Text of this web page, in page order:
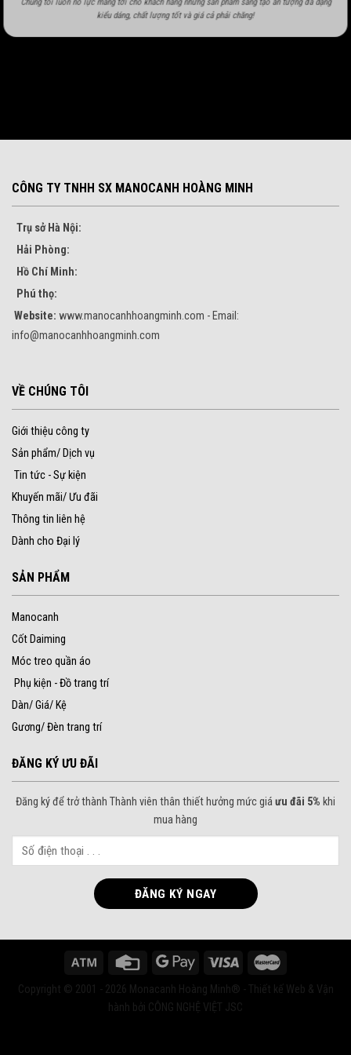
kiểu dáng, chất lượng tốt và giá cả phải chăng!
CÔNG TY TNHH SX MANOCANH HOÀNG MINH
Trụ sở Hà Nội:
Hải Phòng:
Hồ Chí Minh:
Phú thọ:
Website: www.manocanhhoangminh.com - Email:
info@manocanhhoangminh.com
VỀ CHÚNG TÔI
Giới thiệu công ty
Sản phẩm/ Dịch vụ
Tin tức - Sự kiện
Khuyến mãi/ Ưu đãi
Thông tin liên hệ
Dành cho Đại lý
SẢN PHẨM
Manocanh
Cốt Daiming
Móc treo quần áo
Phụ kiện - Đồ trang trí
Dàn/ Giá/ Kệ
Gương/ Đèn trang trí
ĐĂNG KÝ ƯU ĐÃI
Đăng ký để trở thành Thành viên thân thiết hưởng mức giáưu đãi 5% khi
mua hàng
Copyright © 2001 - 2026 Monacanh Hoàng Minh® - Thiết kế Web & Vận
hành bởi CÔNG NGHỆ VIỆT JSC